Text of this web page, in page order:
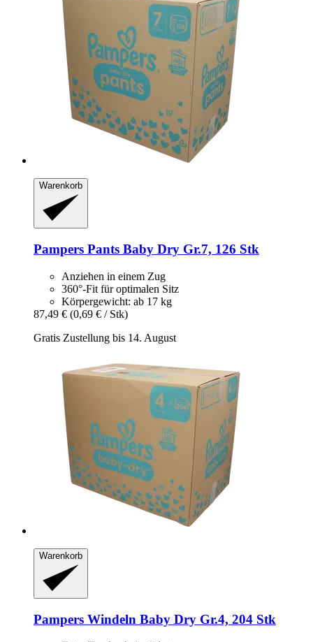
Warenkorb
Pampers Pants Baby Dry Gr.7, 126 Stk
Anziehen in einem Zug
360°-Fit für optimalen Sitz
Körpergewicht: ab 17 kg
87,49 € (0,69 € / Stk)
Gratis Zustellung bis 14. August
Warenkorb
Pampers Windeln Baby Dry Gr.4, 204 Stk